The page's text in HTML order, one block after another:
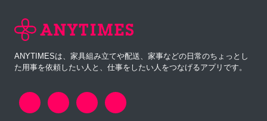
ANYTIMESは、家具組み立てや配送、家事などの日常のちょっとし
た用事を依頼したい人と、仕事をしたい人をつなげるアプリです。